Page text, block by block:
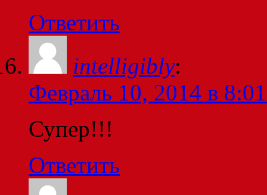
Ответить
intelligibly:
Февраль 10, 2014 в
Супер!!!
Ответить